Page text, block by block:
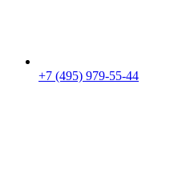
+7 (495) 979-55-44